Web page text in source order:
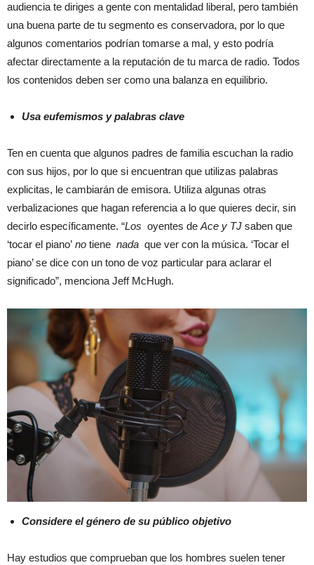
audiencia te diriges a gente con mentalidad liberal, pero también
una buena parte de tu segmento es conservadora, por lo que
algunos comentarios podrían tomarse a mal, y esto podría
afectar directamente a la reputación de tu marca de radio. Todos
los contenidos deben ser como una balanza en equilibrio.
Usa eufemismos y palabras clave
Ten en cuenta que algunos padres de familia escuchan la radio
con sus hijos, por lo que si encuentran que utilizas palabras
explicitas, le cambiarán de emisora. Utiliza algunas otras
verbalizaciones que hagan referencia a lo que quieres decir, sin
decirlo específicamente. “Los oyentes de Ace y TJ saben que
‘tocar el piano’ no tiene nada que ver con la música. ‘Tocar el
piano’ se dice con un tono de voz particular para aclarar el
significado”, menciona Jeff McHugh.
Considere el género de su público objetivo
Hay estudios que comprueban que los hombres suelen tener